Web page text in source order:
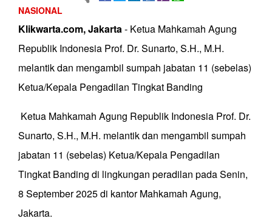
NASIONAL
Klikwarta.com, Jakarta- Ketua Mahkamah Agung
Republik Indonesia Prof. Dr. Sunarto, S.H., M.H.
melantik dan mengambil sumpah jabatan 11 (sebelas)
Ketua/Kepala Pengadilan Tingkat Banding
Ketua Mahkamah Agung Republik Indonesia Prof. Dr.
Sunarto, S.H., M.H. melantik dan mengambil sumpah
jabatan 11 (sebelas) Ketua/Kepala Pengadilan
Tingkat Banding di lingkungan peradilan pada Senin,
8 September 2025 di kantor Mahkamah Agung,
Jakarta.